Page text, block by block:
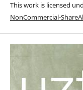
This work is licensed
NonCommercial-